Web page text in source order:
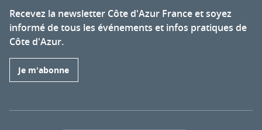
Recevez la newsletter Côte d'Azur France et soyez
informé de tous les événements et infos pratiques de
Côte d'Azur.
Je m'abonne